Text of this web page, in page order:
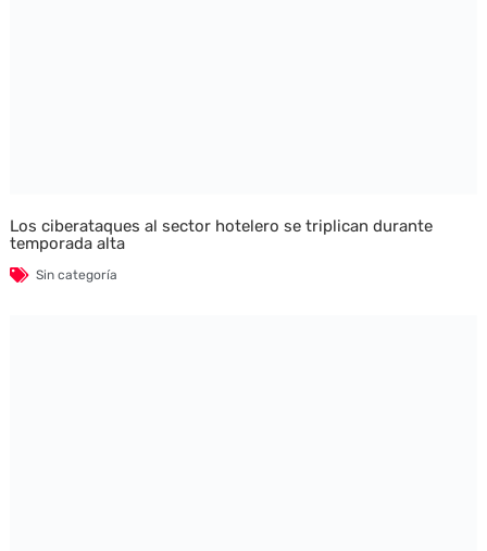
Los ciberataques al sector hotelero se triplican durante
temporada alta
Sin categoría